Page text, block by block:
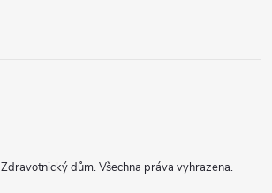
Zdravotnický dům. Všechna práva vyhrazena.